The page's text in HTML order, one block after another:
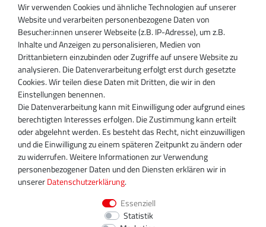
SUPPORT
Inhaber:
Magnos Turbosystems GmbH
Miraustraße 27-29
D-13509 Berlin
+49 30 340 606 740
+49 30 340 606 740
+49 30 340 606 745
info@turboservice24.de
Aktuelle Öffnungszeiten
Mo-Fr: 08:00 Uhr - 18:00 Uhr
Sa: geschlossen
Wir verwenden Cookies und ähnliche Technologien auf unserer
Website und verarbeiten personenbezogene Daten von
Besucher:innen unserer Webseite (z.B. IP-Adresse), um z.B.
Inhalte und Anzeigen zu personalisieren, Medien von
Drittanbietern einzubinden oder Zugriffe auf unsere Website zu
analysieren. Die Datenverarbeitung erfolgt erst durch gesetzte
Cookies. Wir teilen diese Daten mit Dritten, die wir in den
Einstellungen benennen.
Die Datenverarbeitung kann mit Einwilligung oder aufgrund eines
berechtigten Interesses erfolgen. Die Zustimmung kann erteilt
oder abgelehnt werden. Es besteht das Recht, nicht einzuwilligen
und die Einwilligung zu einem späteren Zeitpunkt zu ändern oder
zu widerrufen. Weitere Informationen zur Verwendung
personenbezogener Daten und den Diensten erklären wir in
unsererDaten­schutz­erklärung.
Essenziell
Statistik